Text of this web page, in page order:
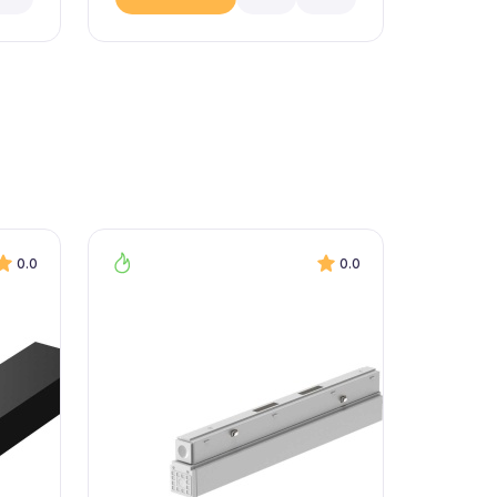
0.0 0.0